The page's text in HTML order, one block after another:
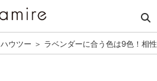
ハウツー ＞ ラベンダーに合う色は9色！相